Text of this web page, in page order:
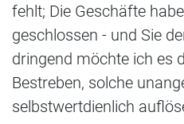
fehlt; Die Geschäfte
geschlossen - und Sie
dringend möchte ich es
Bestreben, solche
selbstwertdienlich